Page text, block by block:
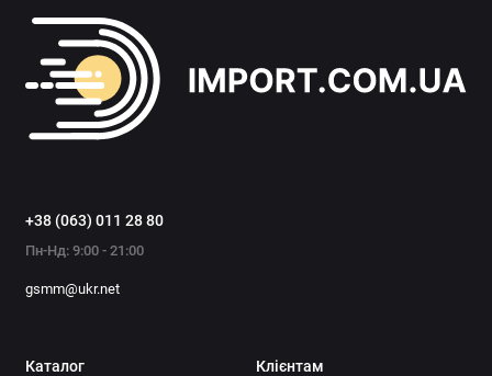
Оптика
Презервативи та змащення
Показати все
+38 (063) 011 28 80
Пн-Нд: 9:00 - 21:00
gsmm@ukr.net
Каталог Клієнтам